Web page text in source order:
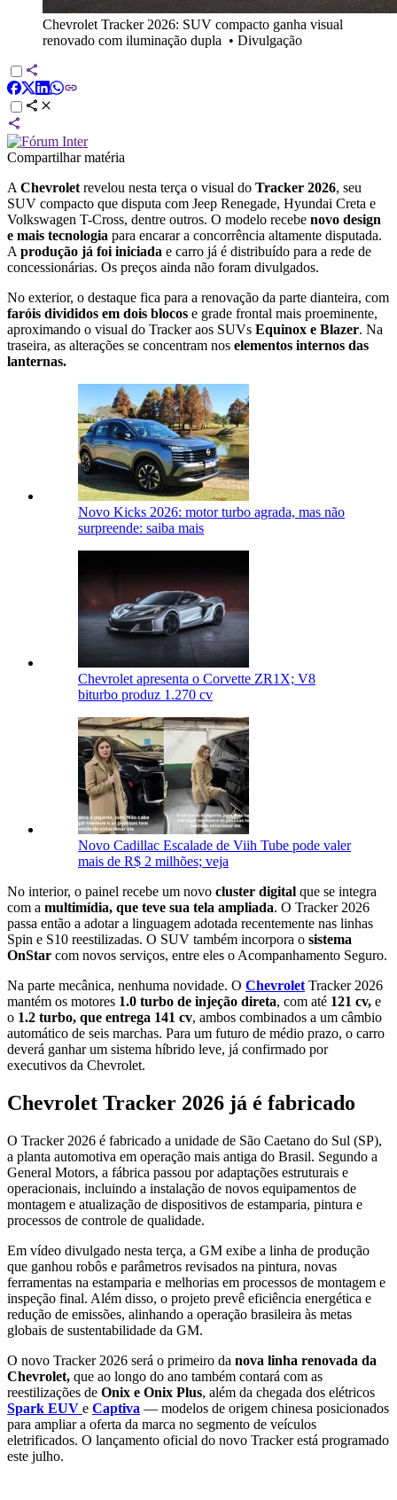
Chevrolet Tracker 2026: SUV compacto ganha visual
renovado com iluminação dupla • Divulgação
Compartilhar matéria
A Chevrolet revelou nesta terça o visual do Tracker 2026, seu
SUV compacto que disputa com Jeep Renegade, Hyundai Creta e
Volkswagen T-Cross, dentre outros. O modelo recebe novo design
e mais tecnologia para encarar a concorrência altamente disputada.
A produção já foi iniciada e carro já é distribuído para a rede de
concessionárias. Os preços ainda não foram divulgados.
No exterior, o destaque fica para a renovação da parte dianteira, com
faróis divididos em dois blocos e grade frontal mais proeminente,
aproximando o visual do Tracker aos SUVs Equinox e Blazer. Na
traseira, as alterações se concentram nos elementos internos das
lanternas.
Novo Kicks 2026: motor turbo agrada, mas não
surpreende: saiba mais
Chevrolet apresenta o Corvette ZR1X; V8
biturbo produz 1.270 cv
Novo Cadillac Escalade de Viih Tube pode valer
mais de R$ 2 milhões; veja
No interior, o painel recebe um novo cluster digital que se integra
com a multimídia, que teve sua tela ampliada. O Tracker 2026
passa então a adotar a linguagem adotada recentemente nas linhas
Spin e S10 reestilizadas. O SUV também incorpora o sistema
OnStar com novos serviços, entre eles o Acompanhamento Seguro.
Na parte mecânica, nenhuma novidade. O Chevrolet Tracker 2026
mantém os motores 1.0 turbo de injeção direta, com até 121 cv, e
o 1.2 turbo, que entrega 141 cv, ambos combinados a um câmbio
automático de seis marchas. Para um futuro de médio prazo, o carro
deverá ganhar um sistema híbrido leve, já confirmado por
executivos da Chevrolet.
Chevrolet Tracker 2026 já é fabricado
O Tracker 2026 é fabricado a unidade de São Caetano do Sul (SP),
a planta automotiva em operação mais antiga do Brasil. Segundo a
General Motors, a fábrica passou por adaptações estruturais e
operacionais, incluindo a instalação de novos equipamentos de
montagem e atualização de dispositivos de estamparia, pintura e
processos de controle de qualidade.
Em vídeo divulgado nesta terça, a GM exibe a linha de produção
que ganhou robôs e parâmetros revisados na pintura, novas
ferramentas na estamparia e melhorias em processos de montagem e
inspeção final. Além disso, o projeto prevê eficiência energética e
redução de emissões, alinhando a operação brasileira às metas
globais de sustentabilidade da GM.
O novo Tracker 2026 será o primeiro da nova linha renovada da
Chevrolet, que ao longo do ano também contará com as
reestilizações de Onix e Onix Plus, além da chegada dos elétricos
Spark EUV e Captiva — modelos de origem chinesa posicionados
para ampliar a oferta da marca no segmento de veículos
eletrificados. O lançamento oficial do novo Tracker está programado
este julho.